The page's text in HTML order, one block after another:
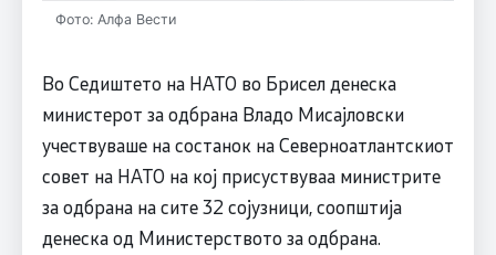
Фото: Алфа Вести
Во Седиштето на НАТО во Брисел денеска
министерот за одбрана Владо Мисајловски
учествуваше на состанок на Северноатлантскиот
совет на НАТО на кој присуствуваа министрите
за одбрана на сите 32 сојузници, соопштија
денеска од Министерството за одбрана.